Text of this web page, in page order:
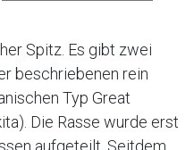
Spitz. Es gibt zwei
beschriebenen rein
Typ Great
Die Rasse wurde erst
aufgeteilt. Seitdem